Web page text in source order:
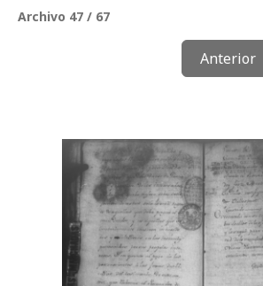
Archivo 47 / 67
Anterior